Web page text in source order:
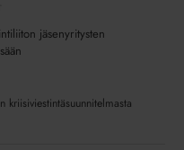
jäsenyritysten
kriisiviestintäsuunnitelmasta